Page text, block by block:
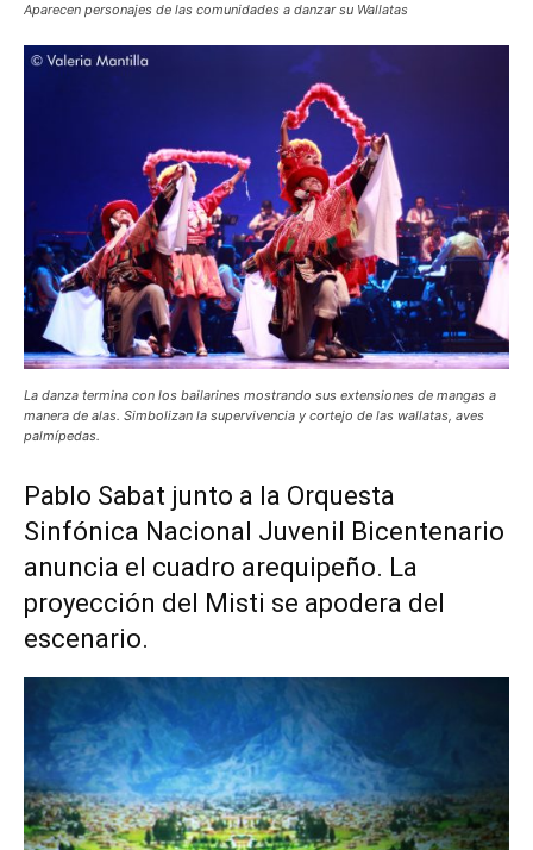
Aparecen personajes de las comunidades a danzar su Wallatas
La danza termina con los bailarines mostrando sus extensiones de mangas a
manera de alas. Simbolizan la supervivencia y cortejo de las wallatas, aves
palmípedas.
Pablo Sabat junto a la Orquesta
Sinfónica Nacional Juvenil Bicentenario
anuncia el cuadro arequipeño. La
proyección del Misti se apodera del
escenario.